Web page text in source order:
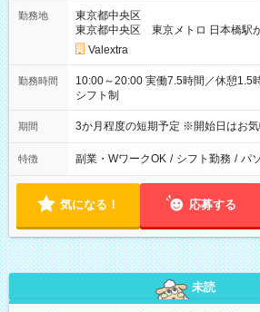
勤務地
東京都中央区
東京都中央区 東京メトロ 日本橋駅
Valextra
勤務時間
10:00～20:00 実働7.5時間／休憩1.5時間 営業時間に合わせた
シフト制
期間 3か月程度の短期予定 ※開始日はお
特徴 副業・WワークOK / シフト勤務 / パ
気になる！ 応募する
未読